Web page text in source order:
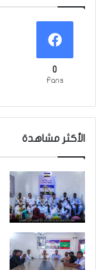
0
Fans
الأكثر مشاهدة